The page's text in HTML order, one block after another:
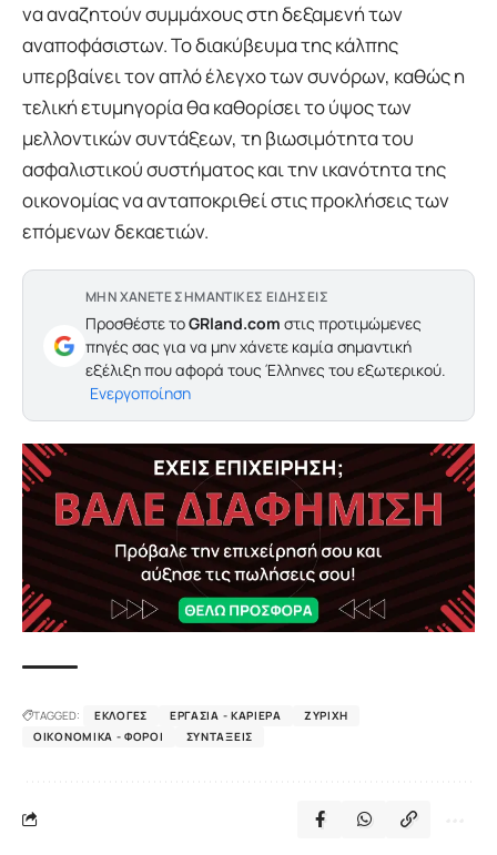
να αναζητούν συμμάχους στη δεξαμενή των
αναποφάσιστων. Το διακύβευμα της κάλπης
υπερβαίνει τον απλό έλεγχο των συνόρων, καθώς η
τελική ετυμηγορία θα καθορίσει το ύψος των
μελλοντικών συντάξεων, τη βιωσιμότητα του
ασφαλιστικού συστήματος και την ικανότητα της
οικονομίας να ανταποκριθεί στις προκλήσεις των
επόμενων δεκαετιών.
ΜΗΝ ΧΑΝΕΤΕ ΣΗΜΑΝΤΙΚΕΣ ΕΙΔΗΣΕΙΣ
Προσθέστε τοGRland.com στις προτιμώμενες
πηγές σας για να μην χάνετε καμία σημαντική
εξέλιξη που αφορά τους Έλληνες του εξωτερικού.
Ενεργοποίηση
TAGGED: ΕΚΛΟΓΈΣ ΕΡΓΑΣΊΑ - ΚΑΡΙΈΡΑ
ΖΥΡΊΧΗ
ΟΙΚΟΝΟΜΙΚΆ - ΦΌΡΟΙ
ΣΥΝΤΆΞΕΙΣ